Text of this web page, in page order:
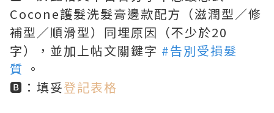
Cocone護髮洗髮膏邊款配方（滋潤型／修
補型／順滑型）同埋原因（不少於20
字），並加上帖文關鍵字 #告別受損髮
質 。
🅱️：填妥登記表格